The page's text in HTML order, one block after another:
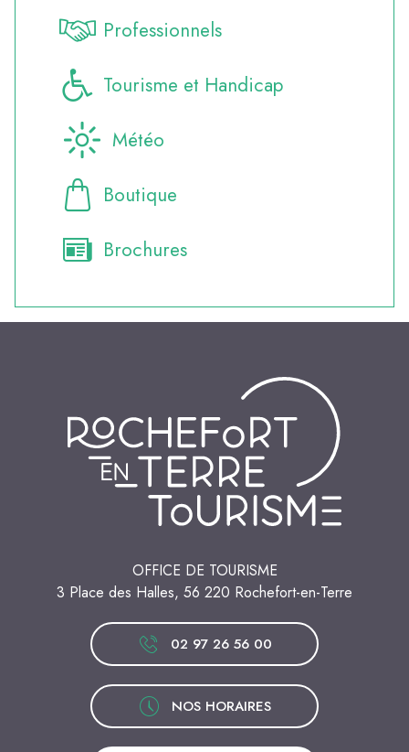
Professionnels
Tourisme et Handicap
Météo
Boutique
Brochures
OFFICE DE TOURISME
3 Place des Halles, 56 220 Rochefort-en-Terre
02 97 26 56 00
NOS HORAIRES